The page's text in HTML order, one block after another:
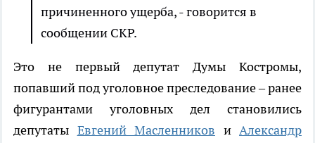
причиненного ущерба, - говорится в
сообщении СКР.
Это не первый депутат Думы Костромы,
попавший под уголовное преследование – ранее
фигурантами уголовных дел становились
депутаты Евгений Масленников и Александр